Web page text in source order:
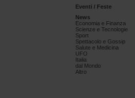
Eventi / Feste
News
Economia e Finanza
Scienze e Tecnologie
Sport
Spettacolo e Gossip
Salute e Medicina
UFO
Italia
dal Mondo
Altro